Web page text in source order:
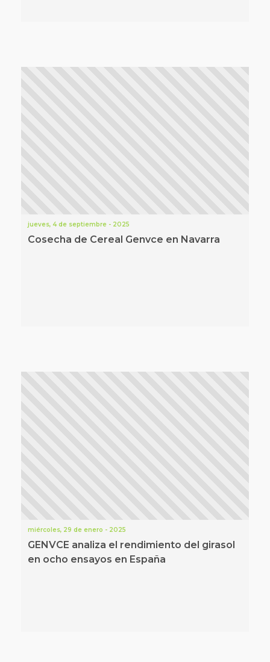
jueves, 4 de septiembre - 2025
Cosecha de Cereal Genvce en Navarra
miércoles, 29 de enero - 2025
GENVCE analiza el rendimiento del girasol
en ocho ensayos en España